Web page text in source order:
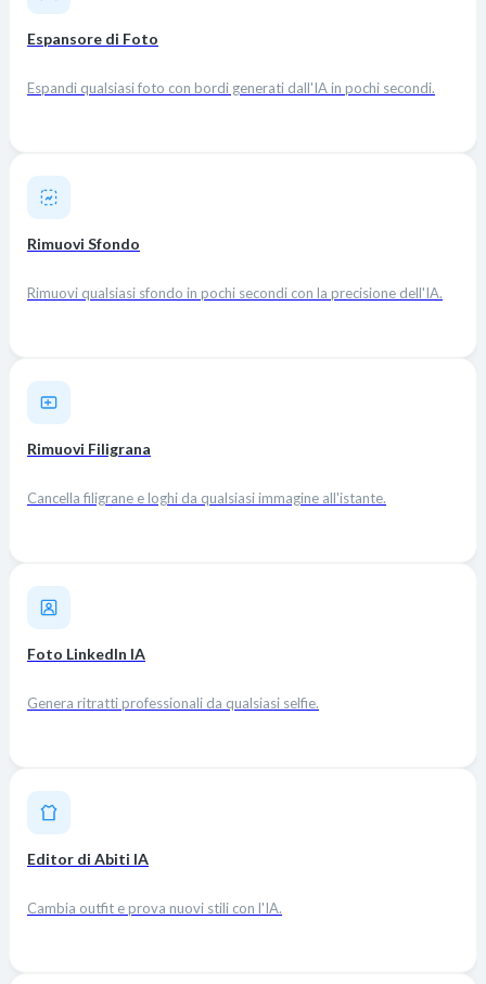
Espansore di Foto
Espandi qualsiasi foto con bordi generati dall'IA in pochi secondi.
Rimuovi Sfondo
Rimuovi qualsiasi sfondo in pochi secondi con la precisione dell'IA.
Rimuovi Filigrana
Cancella filigrane e loghi da qualsiasi immagine all'istante.
Foto LinkedIn IA
Genera ritratti professionali da qualsiasi selfie.
Editor di Abiti IA
Cambia outfit e prova nuovi stili con l'IA.